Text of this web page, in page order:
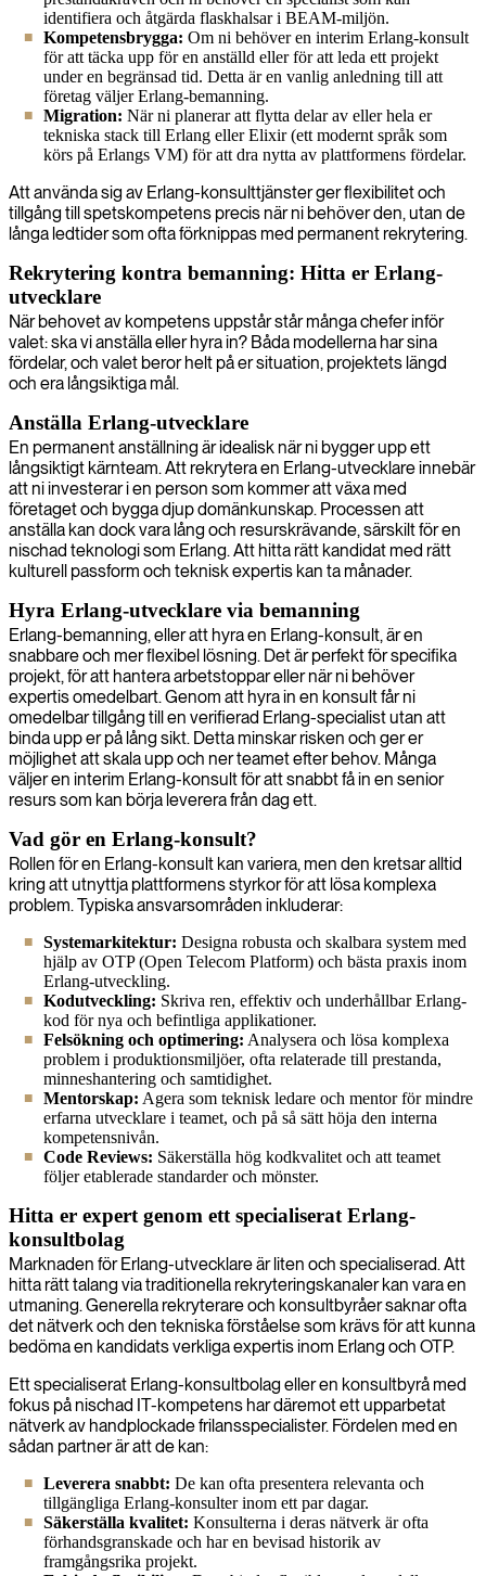
identifiera och åtgärda flaskhalsar i BEAM-miljön.
Kompetensbrygga: Om ni behöver en interim Erlang-konsult
för att täcka upp för en anställd eller för att leda ett projekt
under en begränsad tid. Detta är en vanlig anledning till att
företag väljer Erlang-bemanning.
Migration: När ni planerar att flytta delar av eller hela er
tekniska stack till Erlang eller Elixir (ett modernt språk som
körs på Erlangs VM) för att dra nytta av plattformens fördelar.
Att använda sig av Erlang-konsulttjänster ger flexibilitet och
tillgång till spetskompetens precis när ni behöver den, utan de
långa ledtider som ofta förknippas med permanent rekrytering.
Rekrytering kontra bemanning: Hitta er Erlang-
utvecklare
När behovet av kompetens uppstår står många chefer inför
valet: ska vi anställa eller hyra in? Båda modellerna har sina
fördelar, och valet beror helt på er situation, projektets längd
och era långsiktiga mål.
Anställa Erlang-utvecklare
En permanent anställning är idealisk när ni bygger upp ett
långsiktigt kärnteam. Att rekrytera en Erlang-utvecklare innebär
att ni investerar i en person som kommer att växa med
företaget och bygga djup domänkunskap. Processen att
anställa kan dock vara lång och resurskrävande, särskilt för en
nischad teknologi som Erlang. Att hitta rätt kandidat med rätt
kulturell passform och teknisk expertis kan ta månader.
Hyra Erlang-utvecklare via bemanning
Erlang-bemanning, eller att hyra en Erlang-konsult, är en
snabbare och mer flexibel lösning. Det är perfekt för specifika
projekt, för att hantera arbetstoppar eller när ni behöver
expertis omedelbart. Genom att hyra in en konsult får ni
omedelbar tillgång till en verifierad Erlang-specialist utan att
binda upp er på lång sikt. Detta minskar risken och ger er
möjlighet att skala upp och ner teamet efter behov. Många
väljer en interim Erlang-konsult för att snabbt få in en senior
resurs som kan börja leverera från dag ett.
Vad gör en Erlang-konsult?
Rollen för en Erlang-konsult kan variera, men den kretsar alltid
kring att utnyttja plattformens styrkor för att lösa komplexa
problem. Typiska ansvarsområden inkluderar:
Systemarkitektur: Designa robusta och skalbara system med
hjälp av OTP (Open Telecom Platform) och bästa praxis inom
Erlang-utveckling.
Kodutveckling: Skriva ren, effektiv och underhållbar Erlang-
kod för nya och befintliga applikationer.
Felsökning och optimering: Analysera och lösa komplexa
problem i produktionsmiljöer, ofta relaterade till prestanda,
minneshantering och samtidighet.
Mentorskap: Agera som teknisk ledare och mentor för mindre
erfarna utvecklare i teamet, och på så sätt höja den interna
kompetensnivån.
Code Reviews: Säkerställa hög kodkvalitet och att teamet
följer etablerade standarder och mönster.
Hitta er expert genom ett specialiserat Erlang-
konsultbolag
Marknaden för Erlang-utvecklare är liten och specialiserad. Att
hitta rätt talang via traditionella rekryteringskanaler kan vara en
utmaning. Generella rekryterare och konsultbyråer saknar ofta
det nätverk och den tekniska förståelse som krävs för att kunna
bedöma en kandidats verkliga expertis inom Erlang och OTP.
Ett specialiserat Erlang-konsultbolag eller en konsultbyrå med
fokus på nischad IT-kompetens har däremot ett upparbetat
nätverk av handplockade frilansspecialister. Fördelen med en
sådan partner är att de kan:
Leverera snabbt: De kan ofta presentera relevanta och
tillgängliga Erlang-konsulter inom ett par dagar.
Säkerställa kvalitet: Konsulterna i deras nätverk är ofta
förhandsgranskade och har en bevisad historik av
framgångsrika projekt.